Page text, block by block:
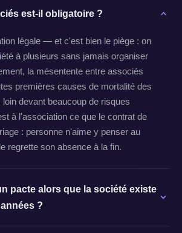
est-il obligatoire ?
légale — et c'est bien le piège : on
à plusieurs sans jamais organiser
la mésentente entre associés
premières causes de mortalité des
devant beaucoup de risques
à l'association ce que le contrat de
: personne n'aime y penser au
regrette son absence à la fin.
pacte alors que la société existe
?